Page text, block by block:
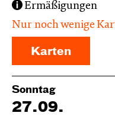
Ermäßigungen
Nur noch wenige
Karten
Sonntag
27.09.